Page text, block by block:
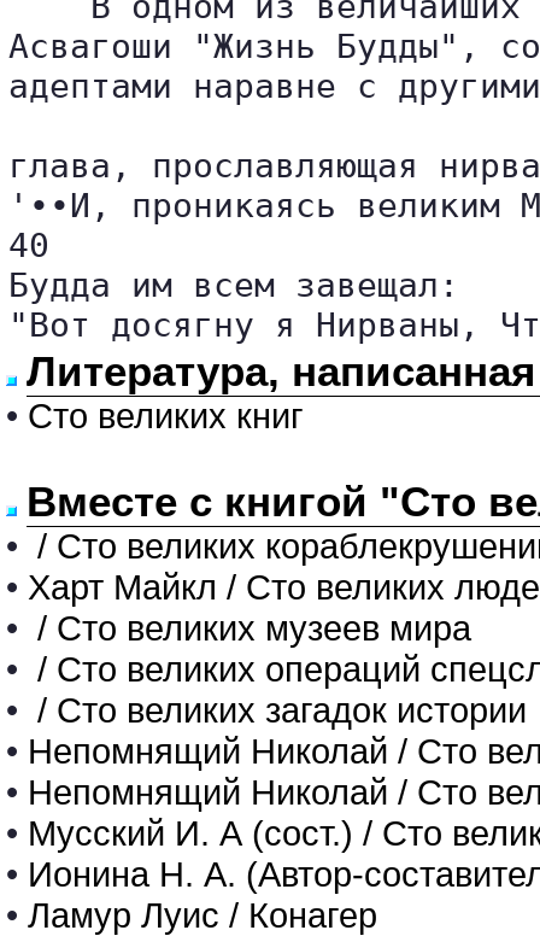
Асвагоши "Жизнь Будды",
адептами наравне с
глава, прославляющая
'••И, проникаясь великим
40
Будда им всем завещал:
"Вот досягну я Нирваны,
Литература,
• Сто великих книг
Вместе с книгой "Сто
• / Сто великих
• Харт Майкл / Сто великих
• / Сто великих музеев мира
• / Сто великих операций
• / Сто великих загадок истории
• Непомнящий Николай / Сто
• Непомнящий Николай / Сто
• Мусский И. А (сост.) / Сто
• Ионина Н. А. (Автор-
• Ламур Луис / Конагер